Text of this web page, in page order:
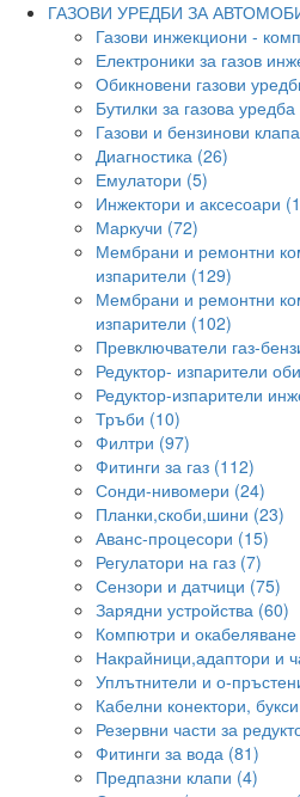
ГАЗОВИ УРЕДБИ ЗА
Газови инжекциони -
Електроники за газов
Обикновени газови
Бутилки за газова
Газови и бензинови
Диагностика (26)
Емулатори (5)
Инжектори и аксесоари
Маркучи (72)
Мембрани и ремонтни
изпарители (129)
Мембрани и ремонтни
изпарители (102)
Превключватели газ-
Редуктор- изпарители
Редуктор-изпарители
Тръби (10)
Филтри (97)
Фитинги за газ (112)
Сонди-нивомери (24)
Планки,скоби,шини (23)
Аванс-процесори (15)
Регулатори на газ (7)
Сензори и датчици (75)
Зарядни устройства (60)
Компютри и
Накрайници,адаптори и
Уплътнители и о-
Кабелни конектори,
Резервни части за
Фитинги за вода (81)
Предпазни клапи (4)